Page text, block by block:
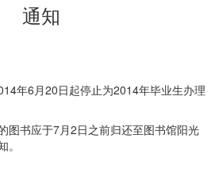
通知
年6月20日起停止为2014年毕业生办理
图书应于7月2日之前归还至图书馆阳光